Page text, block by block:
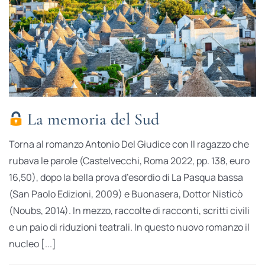
La memoria del Sud
Torna al romanzo Antonio Del Giudice con Il ragazzo che
rubava le parole (Castelvecchi, Roma 2022, pp. 138, euro
16,50), dopo la bella prova d’esordio di La Pasqua bassa
(San Paolo Edizioni, 2009) e Buonasera, Dottor Nisticò
(Noubs, 2014). In mezzo, raccolte di racconti, scritti civili
e un paio di riduzioni teatrali. In questo nuovo romanzo il
nucleo [...]